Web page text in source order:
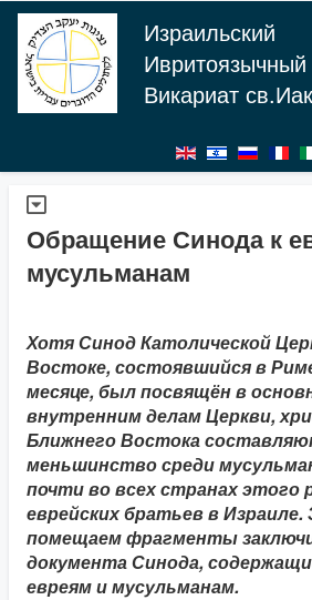
Израильский
Ивритоязычный
Викариат
Обращение Синода к
мусульманам
Хотя Синод Католической
Востоке, состоявшийся в
месяце, был посвящён в
внутренним делам Церкви,
Ближнего Востока
меньшинство среди
почти во всех странах этого
еврейских братьев в
помещаем фрагменты
документа Синода,
евреям и мусульманам.